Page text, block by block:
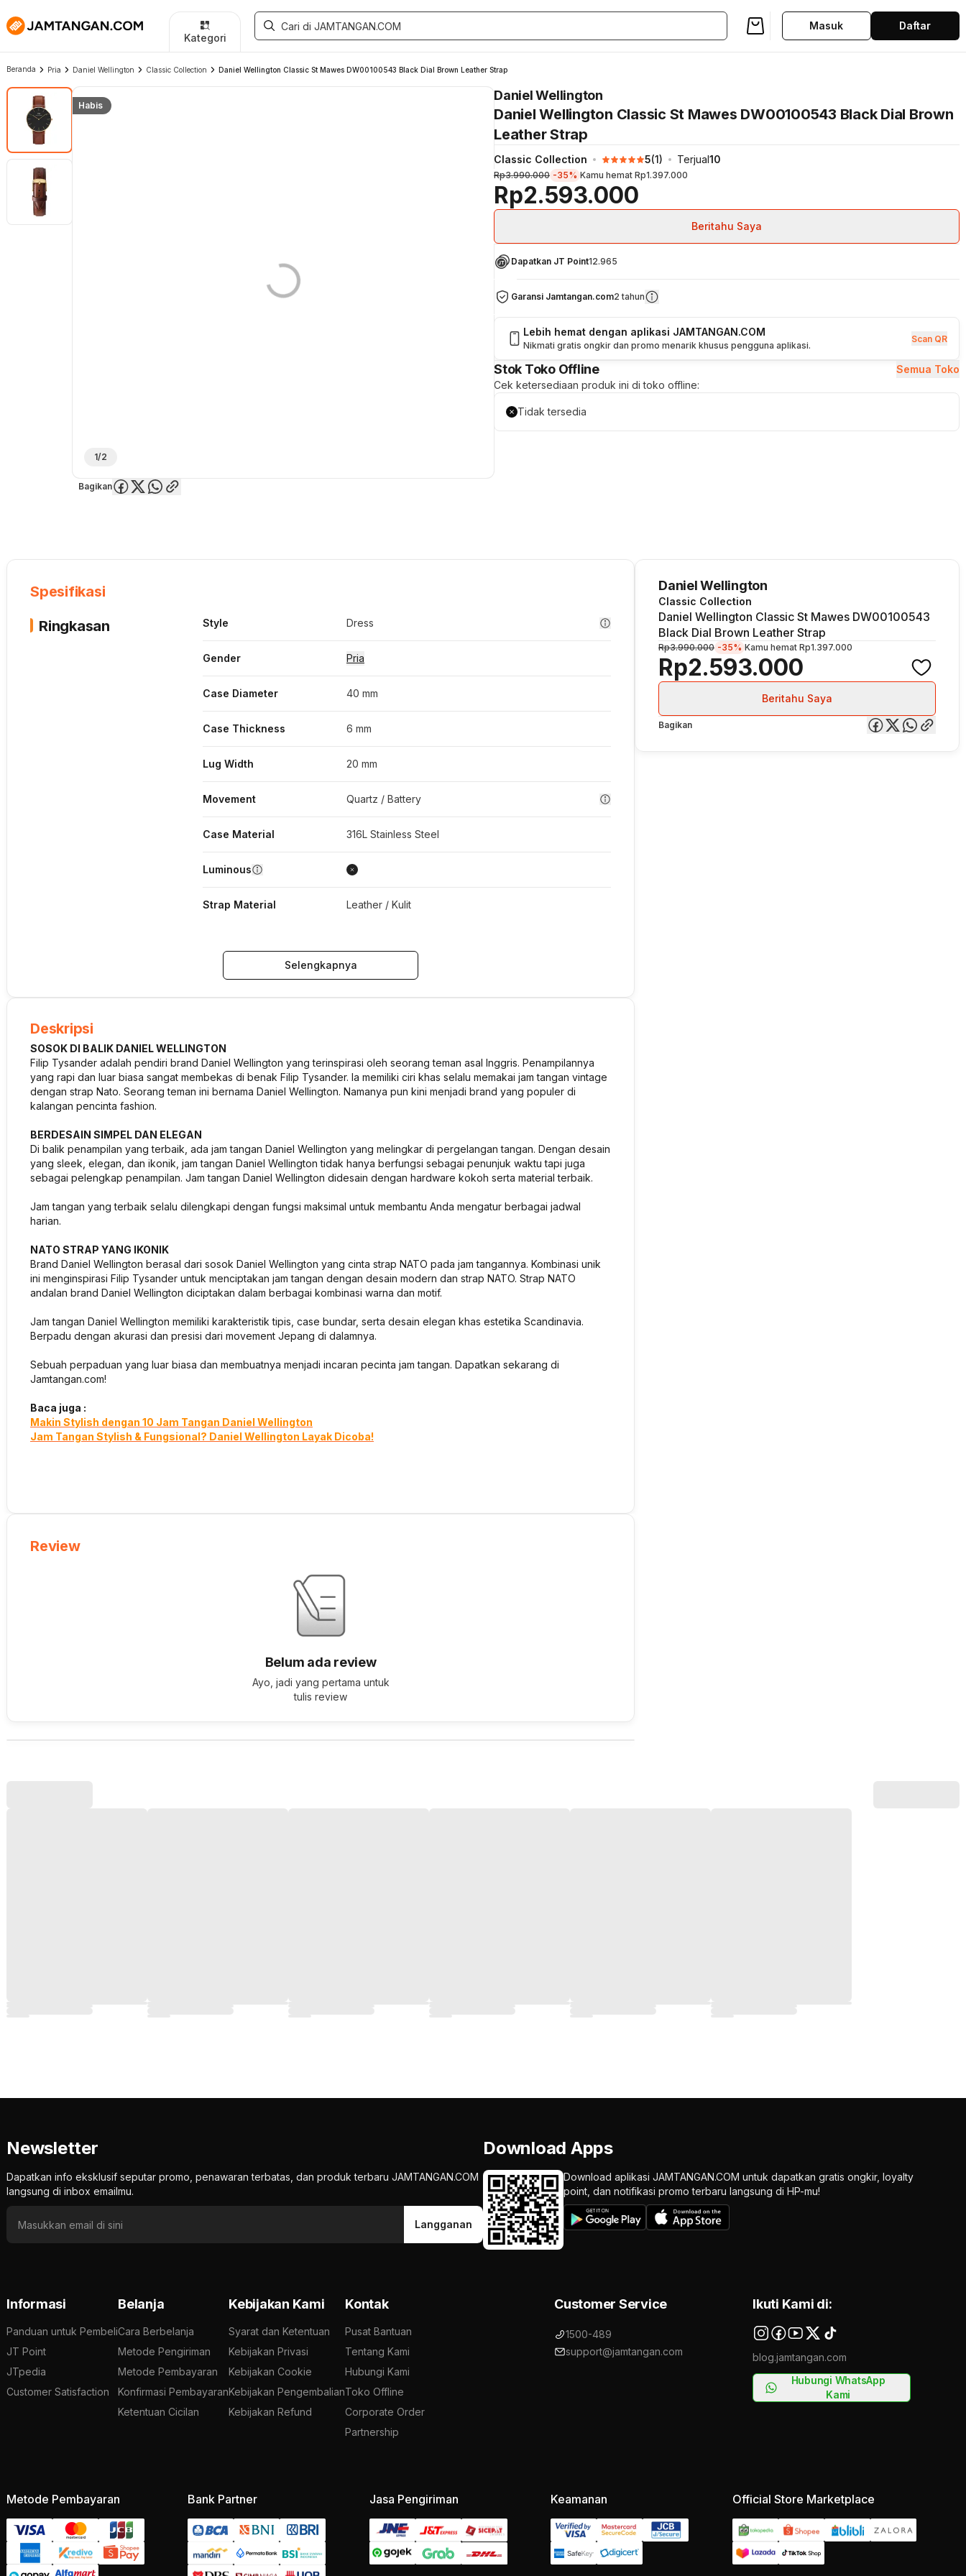
Newsletter
Dapatkan info eksklusif seputar promo, penawaran terbatas, dan produk terbaru JAMTANGAN.COM
langsung di inbox emailmu.
Langganan
Download Apps
Download aplikasi JAMTANGAN.COM untuk dapatkan gratis ongkir, loyalty
point, dan notifikasi promo terbaru langsung di HP-mu!
Informasi
Panduan untuk Pembeli
JT Point
JTpedia
Customer Satisfaction
Belanja
Cara Berbelanja
Metode Pengiriman
Metode Pembayaran
Konfirmasi Pembayaran
Ketentuan Cicilan
Kebijakan Kami
Syarat dan Ketentuan
Kebijakan Privasi
Kebijakan Cookie
Kebijakan Pengembalian
Kebijakan Refund
Kontak
Pusat Bantuan
Tentang Kami
Hubungi Kami
Toko Offline
Corporate Order
Partnership
Customer Service
1500-489
support@jamtangan.com
Ikuti Kami di:
blog.jamtangan.com
Hubungi WhatsApp
Kami
Metode Pembayaran Bank Partner Jasa Pengiriman Keamanan Official Store Marketplace
Kategori
Masuk Daftar
Beranda Pria Daniel Wellington Classic Collection Daniel Wellington Classic St Mawes DW00100543 Black Dial Brown Leather Strap
Habis
1/2
Bagikan
Daniel Wellington
Daniel Wellington Classic St Mawes DW00100543 Black Dial Brown
Leather Strap
Classic Collection 5(1) Terjual10
Rp2.593.000
Rp3.990.000 -35% Kamu hemat Rp1.397.000
Beritahu Saya
Dapatkan JT Point12.965
Garansi Jamtangan.com2 tahun
Lebih hemat dengan aplikasi JAMTANGAN.COM
Nikmati gratis ongkir dan promo menarik khusus pengguna aplikasi.
Scan QR
Stok Toko Offline
Semua Toko
Cek ketersediaan produk ini di toko offline:
Tidak tersedia
Spesifikasi
Ringkasan
Style Dress
Gender Pria
Case Diameter 40 mm
Case Thickness 6 mm
Lug Width 20 mm
Movement Quartz / Battery
Case Material 316L Stainless Steel
Luminous
Strap Material Leather / Kulit
Selengkapnya
Deskripsi
SOSOK DI BALIK DANIEL WELLINGTON
Filip Tysander adalah pendiri brand Daniel Wellington yang terinspirasi oleh seorang teman asal Inggris. Penampilannya
yang rapi dan luar biasa sangat membekas di benak Filip Tysander. Ia memiliki ciri khas selalu memakai jam tangan vintage
dengan strap Nato. Seorang teman ini bernama Daniel Wellington. Namanya pun kini menjadi brand yang populer di
kalangan pencinta fashion.
BERDESAIN SIMPEL DAN ELEGAN
Di balik penampilan yang terbaik, ada jam tangan Daniel Wellington yang melingkar di pergelangan tangan. Dengan desain
yang sleek, elegan, dan ikonik, jam tangan Daniel Wellington tidak hanya berfungsi sebagai penunjuk waktu tapi juga
sebagai pelengkap penampilan. Jam tangan Daniel Wellington didesain dengan hardware kokoh serta material terbaik.
Jam tangan yang terbaik selalu dilengkapi dengan fungsi maksimal untuk membantu Anda mengatur berbagai jadwal
harian.
NATO STRAP YANG IKONIK
Brand Daniel Wellington berasal dari sosok Daniel Wellington yang cinta strap NATO pada jam tangannya. Kombinasi unik
ini menginspirasi Filip Tysander untuk menciptakan jam tangan dengan desain modern dan strap NATO. Strap NATO
andalan brand Daniel Wellington diciptakan dalam berbagai kombinasi warna dan motif.
Jam tangan Daniel Wellington memiliki karakteristik tipis, case bundar, serta desain elegan khas estetika Scandinavia.
Berpadu dengan akurasi dan presisi dari movement Jepang di dalamnya.
Sebuah perpaduan yang luar biasa dan membuatnya menjadi incaran pecinta jam tangan. Dapatkan sekarang di
Jamtangan.com!
Baca juga :
Makin Stylish dengan 10 Jam Tangan Daniel Wellington
Jam Tangan Stylish & Fungsional? Daniel Wellington Layak Dicoba!
Review
Belum ada review
Ayo, jadi yang pertama untuk
tulis review
Daniel Wellington
Classic Collection
Daniel Wellington Classic St Mawes DW00100543
Black Dial Brown Leather Strap
Rp2.593.000
Rp3.990.000 -35% Kamu hemat Rp1.397.000
Beritahu Saya
Bagikan